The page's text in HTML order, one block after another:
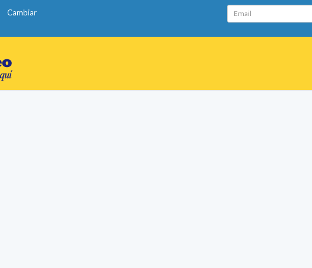
Cambiar
Email